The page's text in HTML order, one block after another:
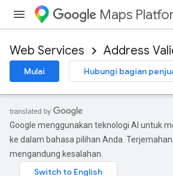
Maps
Web Services Address
Mulai Hubungi bagian
Google menggunakan teknologi AI untuk
ke dalam bahasa pilihan Anda.
mengandung kesalahan.